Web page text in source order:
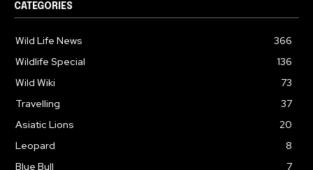
CATEGORIES
Wild Life News
366
Wildlife Special
136
Wild Wiki
73
Travelling
37
Asiatic Lions
20
Leopard
8
Blue Bull
7